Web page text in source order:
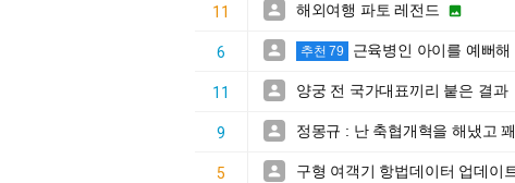
11  해외여행 파토 레전드 
6  추천 79 근육병인 아이를 예뻐
11  양궁 전 국가대표끼리 붙은 결과
9  정몽규 : 난 축협개혁을 해냈고
5  구형 여객기 항법데이터 업데이